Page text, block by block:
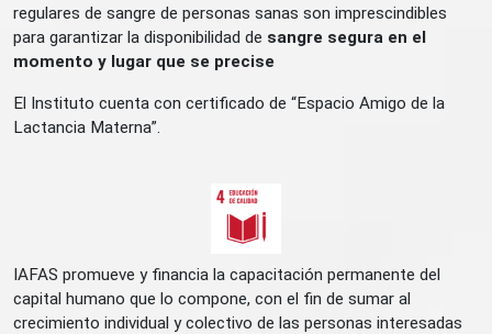
regulares de sangre de personas sanas son imprescindibles
para garantizar la disponibilidad de sangre segura en el
momento y lugar que se precise
El Instituto cuenta con certificado de “Espacio Amigo de la
Lactancia Materna”.
IAFAS promueve y financia la capacitación permanente del
capital humano que lo compone, con el fin de sumar al
crecimiento individual y colectivo de las personas interesadas